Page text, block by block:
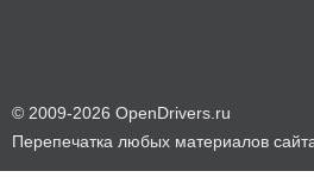
© 2009-2026 OpenDrivers.ru
Перепечатка любых материалов